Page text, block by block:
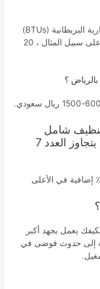
طن هو مقياس قدرة التبريد في الوحدات الحرارية البريطانية (BTUs)
في الساعة ، حيث 1 BTU يساوي 1055 جول. على سبيل المثال ، 20
؟
ريال فقط تنظيف شامل
للوحدة الداخلية والخارجية بشرط أن يتجاوز العدد 7
يعمل بجهد أكبر
إلى حدوث فوضى في